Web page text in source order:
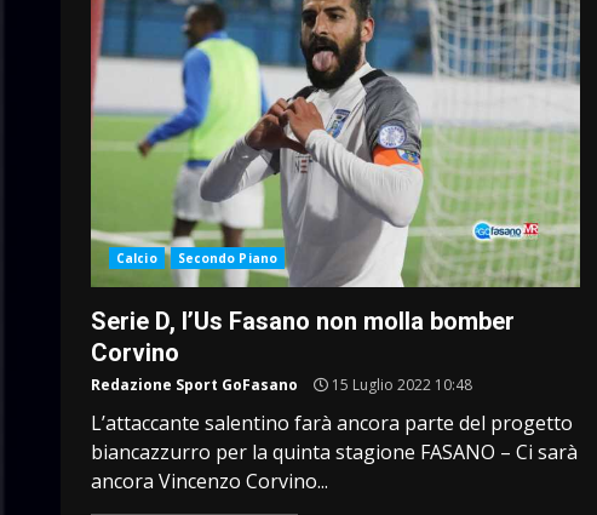
Calcio Secondo Piano
Serie D, l’Us Fasano non molla bomber
Corvino
Redazione Sport GoFasano 15 Luglio 2022 10:48
L’attaccante salentino farà ancora parte del progetto
biancazzurro per la quinta stagione FASANO – Ci sarà
ancora Vincenzo Corvino...